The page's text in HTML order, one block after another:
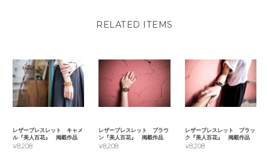
RELATED ITEMS
レザーブレスレット キャメ
ル『美人百花』 掲載作品
¥8,208
レザーブレスレット ブラウ
ン『美人百花』 掲載作品
¥8,208
レザーブレスレット ブラッ
ク『美人百花』 掲載作品
¥8,208